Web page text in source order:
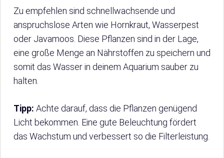
Zu empfehlen sind schnellwachsende und
anspruchslose Arten wie Hornkraut, Wasserpest
oder Javamoos. Diese Pflanzen sind in der Lage,
eine große Menge an Nährstoffen zu speichern und
somit das Wasser in deinem Aquarium sauber zu
halten.
Tipp: Achte darauf, dass die Pflanzen genügend
Licht bekommen. Eine gute Beleuchtung fördert
das Wachstum und verbessert so die Filterleistung.